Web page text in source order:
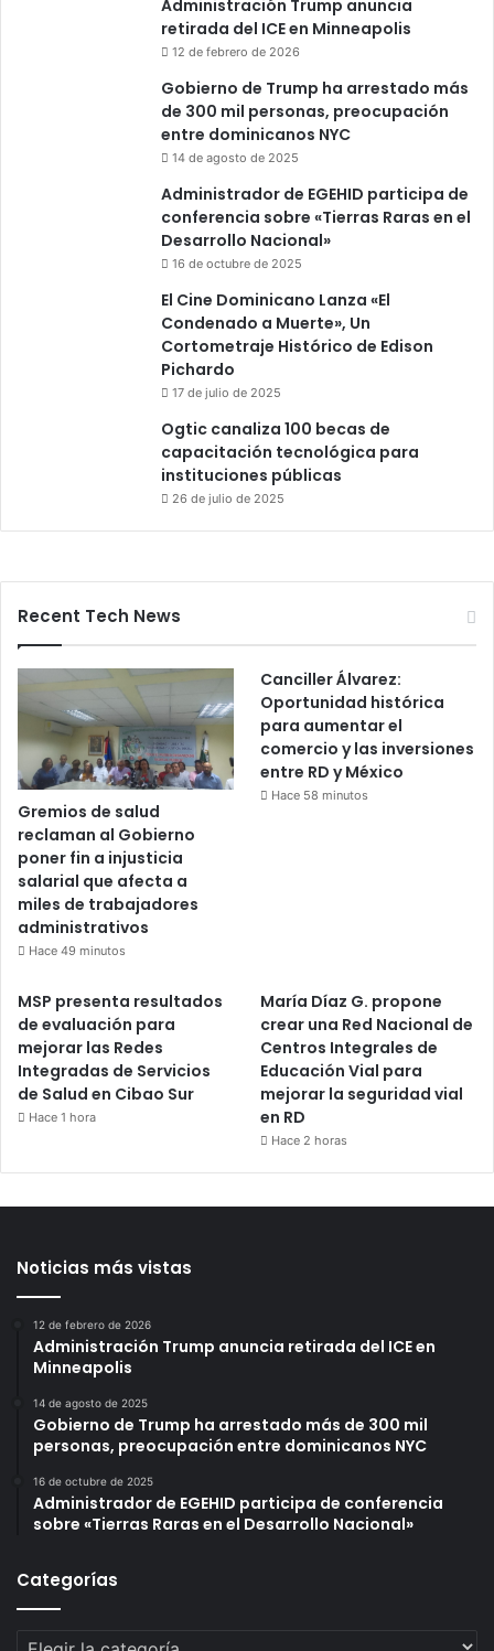
Administración Trump anuncia
retirada del ICE en Minneapolis
12 de febrero de 2026
Gobierno de Trump ha arrestado más
de 300 mil personas, preocupación
entre dominicanos NYC
14 de agosto de 2025
Administrador de EGEHID participa de
conferencia sobre «Tierras Raras en el
Desarrollo Nacional»
16 de octubre de 2025
El Cine Dominicano Lanza «El
Condenado a Muerte», Un
Cortometraje Histórico de Edison
Pichardo
17 de julio de 2025
Ogtic canaliza 100 becas de
capacitación tecnológica para
instituciones públicas
26 de julio de 2025
Recent Tech News
Gremios de salud
reclaman al Gobierno
poner fin a injusticia
salarial que afecta a
miles de trabajadores
administrativos
Hace 49 minutos
Canciller Álvarez:
Oportunidad histórica
para aumentar el
comercio y las inversiones
entre RD y México
Hace 58 minutos
MSP presenta resultados
de evaluación para
mejorar las Redes
Integradas de Servicios
de Salud en Cibao Sur
Hace 1 hora
María Díaz G. propone
crear una Red Nacional de
Centros Integrales de
Educación Vial para
mejorar la seguridad vial
en RD
Hace 2 horas
Noticias más vistas
12 de febrero de 2026
Administración Trump anuncia retirada del ICE en
Minneapolis
14 de agosto de 2025
Gobierno de Trump ha arrestado más de 300 mil
personas, preocupación entre dominicanos NYC
16 de octubre de 2025
Administrador de EGEHID participa de conferencia
sobre «Tierras Raras en el Desarrollo Nacional»
Categorías
Categorías